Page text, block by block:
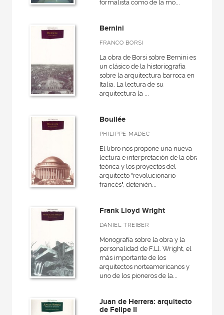
formalista como de la mo...
Bernini
FRANCO BORSI
La obra de Borsi sobre Bernini es
un clásico de la historiografía
sobre la arquitectura barroca en
Italia. La lectura de su
arquitectura la ...
Boullée
PHILIPPE MADEC
El libro nos propone una nueva
lectura e interpretación de la obra
teórica y los proyectos del
arquitecto "revolucionario
francés", detenién...
Frank Lloyd Wright
DANIEL TREIBER
Monografía sobre la obra y la
personalidad de F.Ll. Wright, el
más importante de los
arquitectos norteamericanos y
uno de los pioneros de la...
Juan de Herrera: arquitecto
de Felipe II